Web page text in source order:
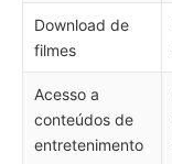
Download de
filmes
Acesso a
conteúdos de
entretenimento